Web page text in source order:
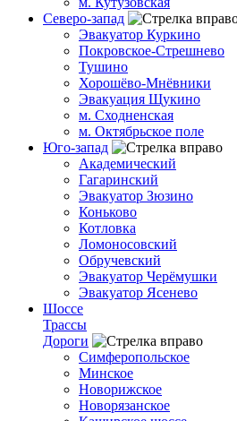
Северо-запад
Эвакуатор Куркино
Покровское-Стрешнево
Тушино
Хорошёво-Мнёвники
Эвакуация Щукино
м. Сходненская
м. Октябрьское поле
Юго-запад
Академический
Гагаринский
Эвакуатор Зюзино
Коньково
Котловка
Ломоносовский
Обручевский
Эвакуатор Черёмушки
Эвакуатор Ясенево
Шоссе
Трассы
Дороги
Симферопольское
Минское
Новорижское
Новорязанское